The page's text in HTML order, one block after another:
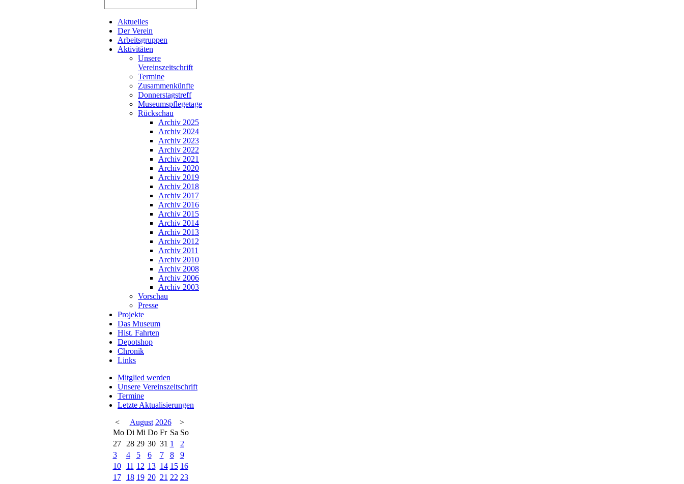
Aktuelles
Der Verein
Arbeitsgruppen
Aktivitäten
Unsere
Vereinszeitschrift
Termine
Zusammenkünfte
Donnerstagstreff
Museumspflegetage
Rückschau
Archiv 2025
Archiv 2024
Archiv 2023
Archiv 2022
Archiv 2021
Archiv 2020
Archiv 2019
Archiv 2018
Archiv 2017
Archiv 2016
Archiv 2015
Archiv 2014
Archiv 2013
Archiv 2012
Archiv 2011
Archiv 2010
Archiv 2008
Archiv 2006
Archiv 2003
Vorschau
Presse
Projekte
Das Museum
Hist. Fahrten
Depotshop
Chronik
Links
Mitglied werden
Unsere Vereinszeitschrift
Termine
Letzte Aktualisierungen
<
August 2026
>
Mo Di Mi Do Fr Sa So
27
28 29 30 31 1
2
3
4 5 6 7 8
9
10
11 12 13 14 15 16
17
18 19 20 21 22 23